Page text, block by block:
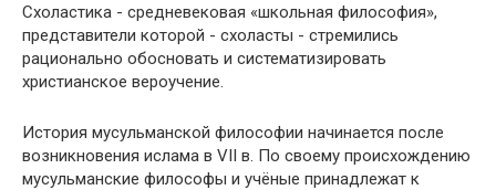
Схоластика - средневековая «школьная философия»,
представители которой - схоласты - стремились
рационально обосновать и систематизировать
христианское вероучение.
История мусульманской философии начинается после
возникновения ислама в VII в. По своему происхождению
мусульманские философы и учёные принадлежат к